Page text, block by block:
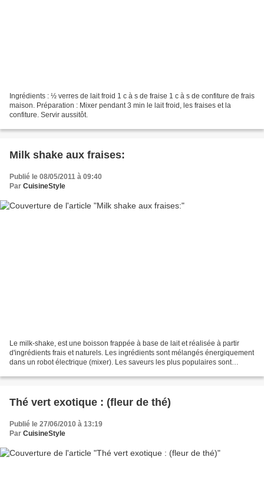
Ingrédients : ½ verres de lait froid 1 c à s de fraise 1 c à s de confiture de frais
maison. Préparation : Mixer pendant 3 min le lait froid, les fraises et la
confiture. Servir aussitôt.
Milk shake aux fraises:
Publié le 08/05/2011 à 09:40
Par CuisineStyle
Le milk-shake, est une boisson frappée à base de lait et réalisée à partir
d'ingrédients frais et naturels. Les ingrédients sont mélangés énergiquement
dans un robot électrique (mixer). Les saveurs les plus populaires sont
Thé vert exotique : (fleur de thé)
Publié le 27/06/2010 à 13:19
Par CuisineStyle